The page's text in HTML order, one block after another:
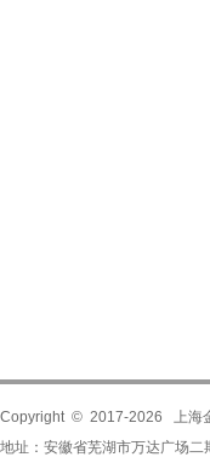
Copyright © 2017-2026
上海
地址：安徽省芜湖市万达广场